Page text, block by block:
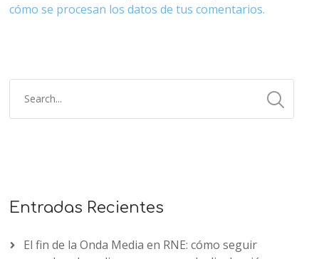
cómo se procesan los datos de tus comentarios.
Entradas Recientes
El fin de la Onda Media en RNE: cómo seguir